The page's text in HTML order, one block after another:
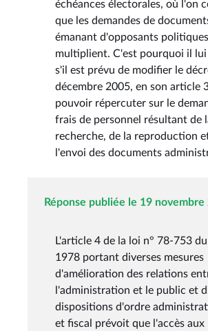
échéances électorales, où l'on
que les demandes de
émanant d'opposants
multiplient. C'est pourquoi il lui
s'il est prévu de modifier le
décembre 2005, en son article
pouvoir répercuter sur le
frais de personnel résultant de
recherche, de la reproduction
l'envoi des documents
Réponse publiée le 19 novembre
L'article 4 de la loi n° 78-753
1978 portant diverses mesures
d'amélioration des relations
l'administration et le public et
dispositions d'ordre
et fiscal prévoit que l'accès aux